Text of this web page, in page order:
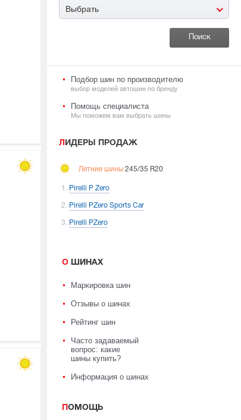
Выбрать
Подбор шин по производителю
выбор моделей автошин по бренду
Помощь специалиста
Мы поможем вам выбрать шины
ЛИДЕРЫ ПРОДАЖ
Летние шины 245/35 R20
Pirelli P Zero
Pirelli PZero Sports Car
Pirelli PZero
О ШИНАХ
Маркировка шин
Отзывы о шинах
Рейтинг шин
Часто задаваемый
вопрос: какие
шины купить?
Информация о шинах
ПОМОЩЬ